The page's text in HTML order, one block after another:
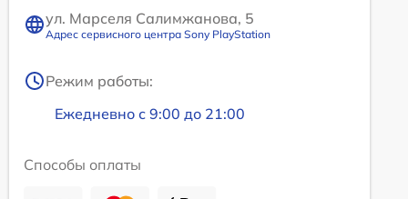
ул. Марселя Салимжанова, 5
Адрес сервисного центра Sony PlayStation
Режим работы:
Ежедневно с 9:00 до 21:00
Способы оплаты